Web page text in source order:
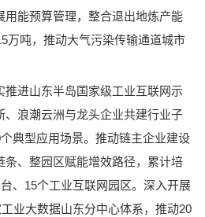
用能预算管理，整合退出地炼产能
万吨，推动大气污染传输通道城市
进山东半岛国家级工业互联网示
、浪潮云洲与龙头企业共建行业子
典型应用场景。推动链主企业建设
条、整园区赋能增效路径，累计培
、15个工业互联网园区。深入开展
业大数据山东分中心体系，推动20